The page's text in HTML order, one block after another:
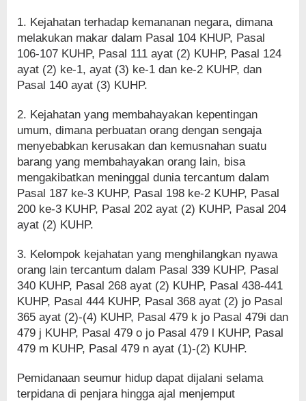
1. Kejahatan terhadap kemananan negara, dimana
melakukan makar dalam Pasal 104 KHUP, Pasal
106-107 KUHP, Pasal 111 ayat (2) KUHP, Pasal 124
ayat (2) ke-1, ayat (3) ke-1 dan ke-2 KUHP, dan
Pasal 140 ayat (3) KUHP.
2. Kejahatan yang membahayakan kepentingan
umum, dimana perbuatan orang dengan sengaja
menyebabkan kerusakan dan kemusnahan suatu
barang yang membahayakan orang lain, bisa
mengakibatkan meninggal dunia tercantum dalam
Pasal 187 ke-3 KUHP, Pasal 198 ke-2 KUHP, Pasal
200 ke-3 KUHP, Pasal 202 ayat (2) KUHP, Pasal 204
ayat (2) KUHP.
3. Kelompok kejahatan yang menghilangkan nyawa
orang lain tercantum dalam Pasal 339 KUHP, Pasal
340 KUHP, Pasal 268 ayat (2) KUHP, Pasal 438-441
KUHP, Pasal 444 KUHP, Pasal 368 ayat (2) jo Pasal
365 ayat (2)-(4) KUHP, Pasal 479 k jo Pasal 479i dan
479 j KUHP, Pasal 479 o jo Pasal 479 l KUHP, Pasal
479 m KUHP, Pasal 479 n ayat (1)-(2) KUHP.
Pemidanaan seumur hidup dapat dijalani selama
terpidana di penjara hingga ajal menjemput